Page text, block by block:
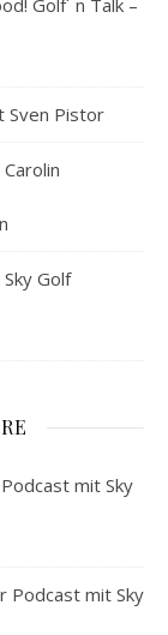
Golf´ n Talk –
Sven Pistor
Golf
mit Sky
Podcast mit Sky